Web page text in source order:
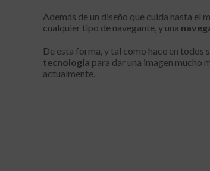
Además de un diseño que cuida hasta el
cualquier tipo de navegante, y una
De esta forma, y tal como hace en todos
tecnología para dar una imagen mucho
actualmente.